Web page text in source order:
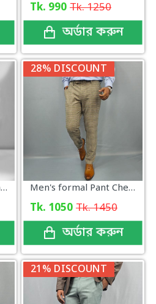
Tk. 990 Tk. 1250
অর্ডার করুন
Men's Formal Pant Sandstone Check
28% DISCOUNT
Men's formal Pant Check New Arrival
Tk. 1050 Tk. 1450
অর্ডার করুন
21% DISCOUNT